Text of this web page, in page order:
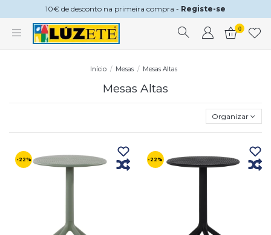
10€ de desconto na primeira compra - Registe-se
0
Início Mesas Mesas Altas
Mesas Altas
Organizar
-22% -22%